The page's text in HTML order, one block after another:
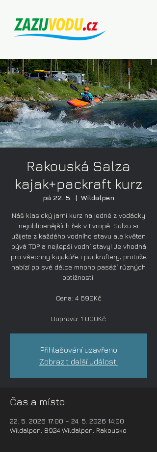
Rakouská Salza
kajak+packraft kurz
pá 22. 5.
  |
Wildalpen
Náš klasický jarní kurz na jedné z vodácky
nejoblíbenějších řek v Evropě. Salzu si
užijete z každého vodního stavu ale květen
bývá TOP a nejlepší vodní stavy! Je vhodná
pro všechny kajakáře i packraftery, protože
nabízí po své délce mnoho pasáží různých
obtížností.
Cena: 4 690Kč
Doprava: 1 000Kč
Přihlašování uzavřeno
Zobrazit další události
Čas a místo
22. 5. 2026 17:00 – 24. 5. 2026 14:00
Wildalpen, 8924 Wildalpen, Rakousko